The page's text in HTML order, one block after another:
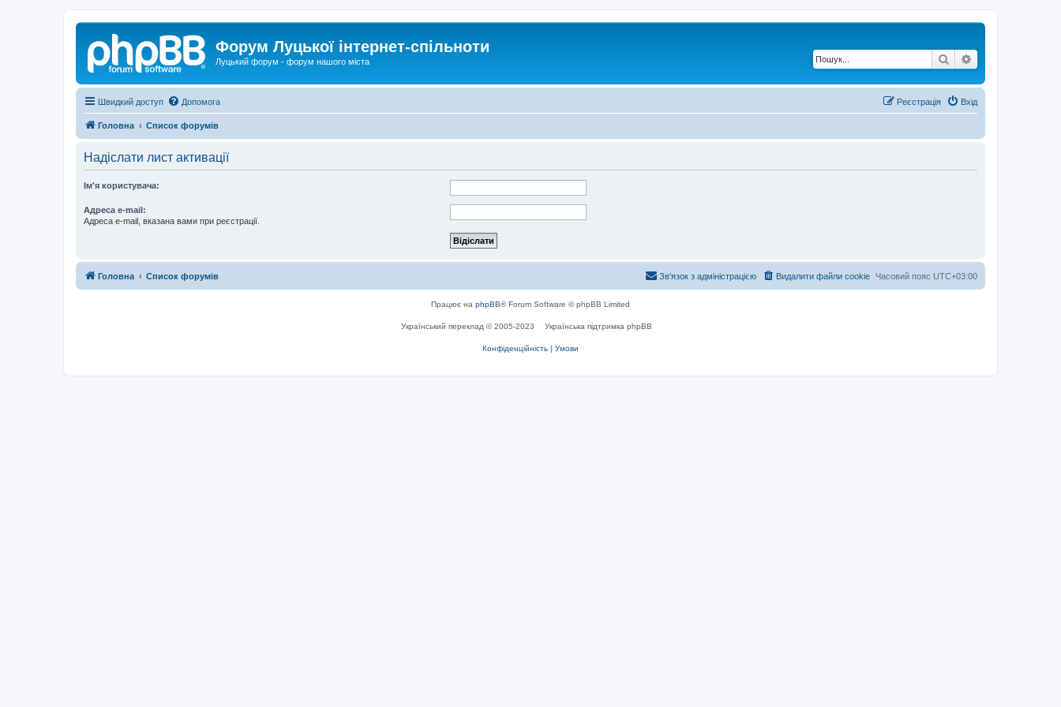
Форум Луцької інтернет-спільноти
Луцький форум - форум нашого міста Пошук
Швидкий доступ Допомога Вхід
Реєстрація
Головна Список форумів
Надіслати лист активації
Ім'я користувача:
Адреса e-mail:
Адреса e-mail, вказана вами при реєстрації.
Головна Список форумів Часовий пояс UTC+03:00
Видалити файли cookie
Зв'язок з адміністрацією
Працює на phpBB® Forum Software © phpBB Limited
Український переклад © 2005-2023 Українська підтримка phpBB
Конфіденційність | Умови